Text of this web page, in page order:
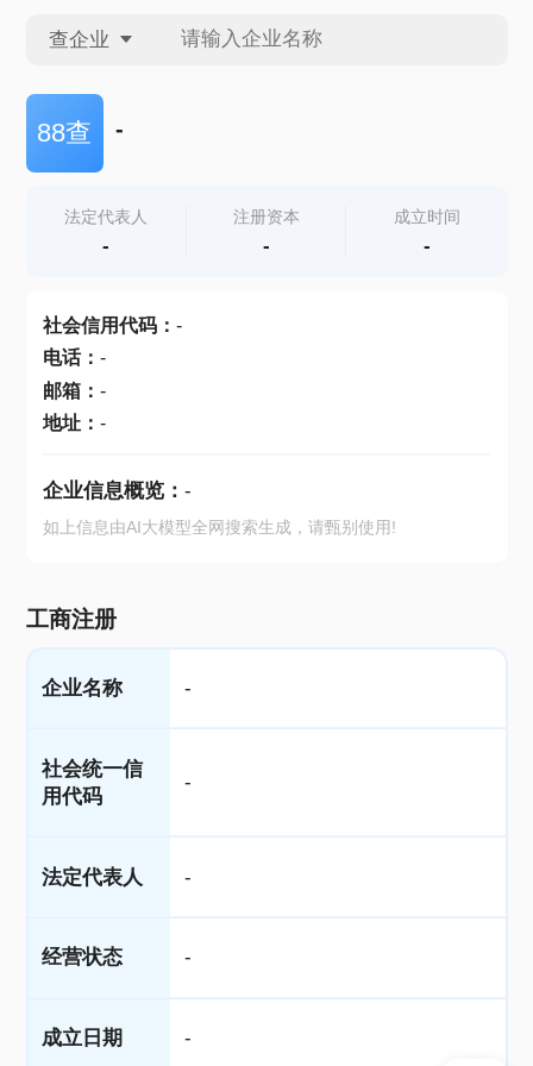
查企业
查企业
查产地
88查 -
法定代表人
-
注册资本
-
成立时间
-
社会信用代码： -
电话： -
邮箱： -
地址： -
企业信息概览： -
如上信息由AI大模型全网搜索生成，请甄别使用!
工商注册
企业名称 -
社会统一信
用代码
-
法定代表人 -
经营状态 -
成立日期 -